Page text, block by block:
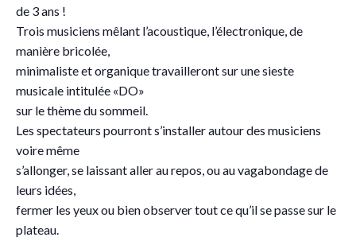
de 3 ans !
Trois musiciens mêlant l’acoustique, l’électronique, de
manière bricolée,
minimaliste et organique travailleront sur une sieste
musicale intitulée «DO»
sur le thème du sommeil.
Les spectateurs pourront s’installer autour des musiciens
voire même
s’allonger, se laissant aller au repos, ou au vagabondage de
leurs idées,
fermer les yeux ou bien observer tout ce qu’il se passe sur le
plateau.